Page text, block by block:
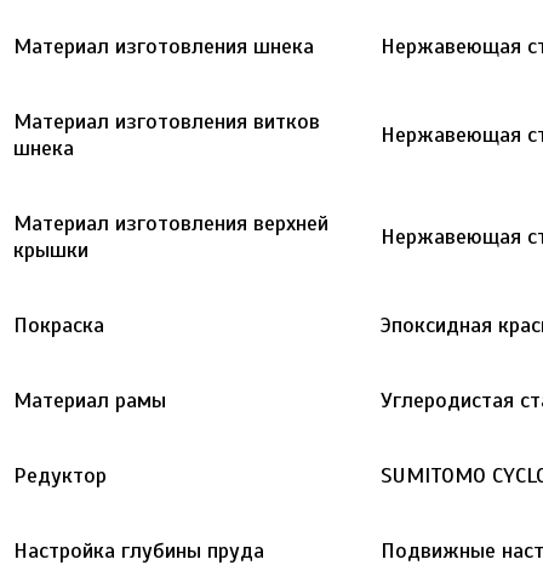
Материал изготовления шнека Нержавеющая
Материал изготовления витков
шнека
Нержавеющая
Материал изготовления верхней
крышки
Нержавеющая
Покраска Эпоксидная
Материал рамы Углеродистая
Редуктор SUMITOMO
Настройка глубины пруда Подвижные